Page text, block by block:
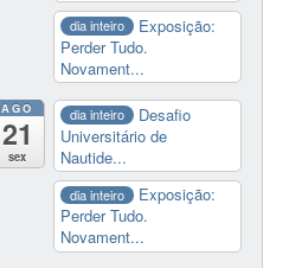
dia inteiro
Exposição:
Perder Tudo.
Novament...
AGO
21
sex
dia inteiro
Desafio
Universitário de
Nautide...
dia inteiro
Exposição:
Perder Tudo.
Novament...